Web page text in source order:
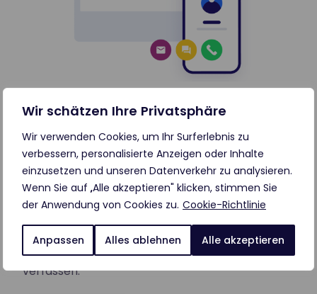
Wir schätzen Ihre Privatsphäre
Wir verwenden Cookies, um Ihr Surferlebnis zu
verbessern, personalisierte Anzeigen oder Inhalte
einzusetzen und unseren Datenverkehr zu analysieren.
Wenn Sie auf „Alle akzeptieren" klicken, stimmen Sie
der Anwendung von Cookies zu. Cookie-Richtlinie
Anpassen Alles ablehnen Alle akzeptieren
Follow-up per SMS nach jedem Anruf
Mit den vorgefertigten SMS-Vorlagen können
Sie Ihre Kunden ganz einfach kontaktieren, um
ihnen weitere Unterstützung nach dem Anruf
oder eine Zusammenfassung des Gesprächs
zukommen zu lassen.
Bei Bedarf kann ein Mitarbeiter auch direkt aus
der App heraus eine individuelle SMS-Nachricht
verfassen.